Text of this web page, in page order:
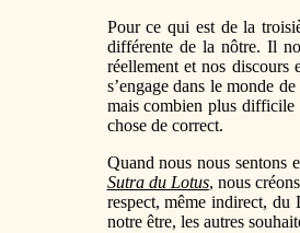
Pour ce qui est de la
différente de la nôtre. Il
réellement et nos
s’engage dans le monde
mais combien plus difficile
chose de correct.
Quand nous nous sentons
Sutra du Lotus, nous
respect, même indirect,
notre être, les autres